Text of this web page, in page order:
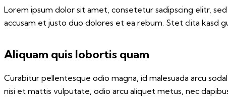
Lorem ipsum dolor sit amet, consetetur sadipscing elitr,
accusam et justo duo dolores et ea rebum. Stet clita kasd
Aliquam quis lobortis quam
Curabitur pellentesque odio magna, id malesuada arcu
nisi et mattis vulputate, odio arcu aliquet metus, nec dapibus